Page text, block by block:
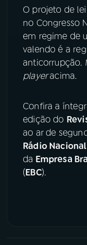
O projeto de
no Congresso
em regime de
valendo é a
anticorrupção.
playeracima.
Confira a
edição do
ao ar de
Rádio
da Empresa
(EBC).